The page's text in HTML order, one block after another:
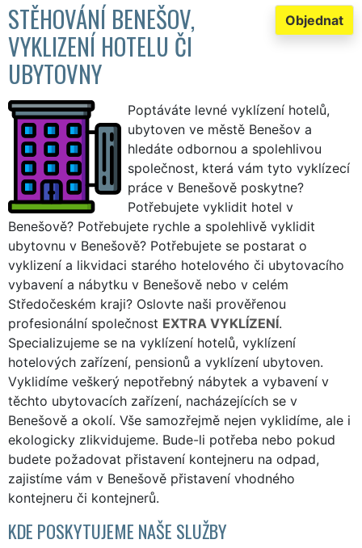
Objednat
STĚHOVÁNÍ BENEŠOV,
VYKLIZENÍ HOTELU ČI
UBYTOVNY
Poptáváte levné vyklízení hotelů,
ubytoven ve městě Benešov a
hledáte odbornou a spolehlivou
společnost, která vám tyto vyklízecí
práce v Benešově poskytne?
Potřebujete vyklidit hotel v
Benešově? Potřebujete rychle a spolehlivě vyklidit
ubytovnu v Benešově? Potřebujete se postarat o
vyklizení a likvidaci starého hotelového či ubytovacího
vybavení a nábytku v Benešově nebo v celém
Středočeském kraji? Oslovte naši prověřenou
profesionální společnost EXTRA VYKLÍZENÍ.
Specializujeme se na vyklízení hotelů, vyklízení
hotelových zařízení, pensionů a vyklízení ubytoven.
Vyklidíme veškerý nepotřebný nábytek a vybavení v
těchto ubytovacích zařízení, nacházejících se v
Benešově a okolí. Vše samozřejmě nejen vyklidíme, ale i
ekologicky zlikvidujeme. Bude-li potřeba nebo pokud
budete požadovat přistavení kontejneru na odpad,
zajistíme vám v Benešově přistavení vhodného
kontejneru či kontejnerů.
KDE POSKYTUJEME NAŠE SLUŽBY